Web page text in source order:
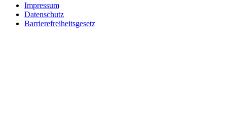
Impressum
Datenschutz
Barrierefreiheitsgesetz